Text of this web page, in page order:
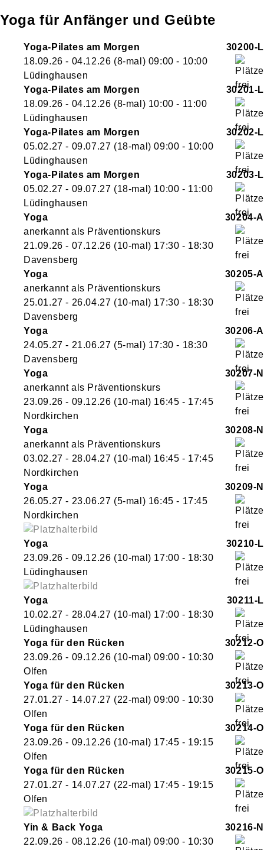
Yoga für Anfänger und Geübte
Yoga-Pilates am Morgen
30200-L
18.09.26 - 04.12.26 (8-mal) 09:00 - 10:00
Lüdinghausen
Yoga-Pilates am Morgen
30201-L
18.09.26 - 04.12.26 (8-mal) 10:00 - 11:00
Lüdinghausen
Yoga-Pilates am Morgen
30202-L
05.02.27 - 09.07.27 (18-mal)09:00 - 10:00
Lüdinghausen
Yoga-Pilates am Morgen
30203-L
05.02.27 - 09.07.27 (18-mal) 10:00 - 11:00
Lüdinghausen
Yoga
30204-A
anerkannt als Präventionskurs
21.09.26 - 07.12.26 (10-mal) 17:30 - 18:30
Davensberg
Yoga
30205-A
anerkannt als Präventionskurs
25.01.27 - 26.04.27 (10-mal) 17:30 - 18:30
Davensberg
Yoga
30206-A
24.05.27 - 21.06.27 (5-mal) 17:30 - 18:30
Davensberg
Yoga
30207-N
anerkannt als Präventionskurs
23.09.26 - 09.12.26 (10-mal) 16:45 - 17:45
Nordkirchen
Yoga
30208-N
anerkannt als Präventionskurs
03.02.27 - 28.04.27 (10-mal) 16:45 - 17:45
Nordkirchen
Yoga
30209-N
26.05.27 - 23.06.27 (5-mal) 16:45 - 17:45
Nordkirchen
Yoga
30210-L
23.09.26 - 09.12.26 (10-mal) 17:00 - 18:30
Lüdinghausen
Yoga
30211-L
10.02.27 - 28.04.27 (10-mal) 17:00 - 18:30
Lüdinghausen
Yoga für den Rücken
30212-O
23.09.26 - 09.12.26 (10-mal)09:00 - 10:30
Olfen
Yoga für den Rücken
30213-O
27.01.27 - 14.07.27 (22-mal)09:00 - 10:30
Olfen
Yoga für den Rücken
30214-O
23.09.26 - 09.12.26 (10-mal) 17:45 - 19:15
Olfen
Yoga für den Rücken
30215-O
27.01.27 - 14.07.27 (22-mal) 17:45 - 19:15
Olfen
Yin & Back Yoga
30216-N
22.09.26 - 08.12.26 (10-mal)09:00 - 10:30